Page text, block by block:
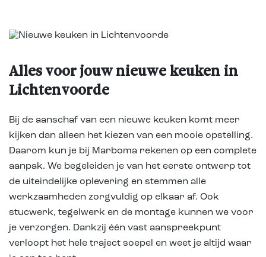
Alles voor jouw nieuwe keuken in
Lichtenvoorde
Bij de aanschaf van een nieuwe keuken komt meer
kijken dan alleen het kiezen van een mooie opstelling.
Daarom kun je bij Marboma rekenen op een complete
aanpak. We begeleiden je van het eerste ontwerp tot
de uiteindelijke oplevering en stemmen alle
werkzaamheden zorgvuldig op elkaar af. Ook
stucwerk, tegelwerk en de montage kunnen we voor
je verzorgen. Dankzij één vast aanspreekpunt
verloopt het hele traject soepel en weet je altijd waar